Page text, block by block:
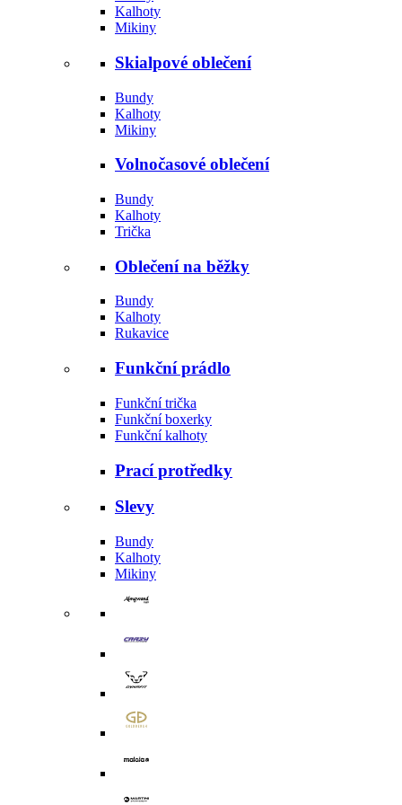
Kalhoty
Mikiny
Skialpové oblečení
Bundy
Kalhoty
Mikiny
Volnočasové oblečení
Bundy
Kalhoty
Trička
Oblečení na běžky
Bundy
Kalhoty
Rukavice
Funkční prádlo
Funkční trička
Funkční boxerky
Funkční kalhoty
Prací protředky
Slevy
Bundy
Kalhoty
Mikiny